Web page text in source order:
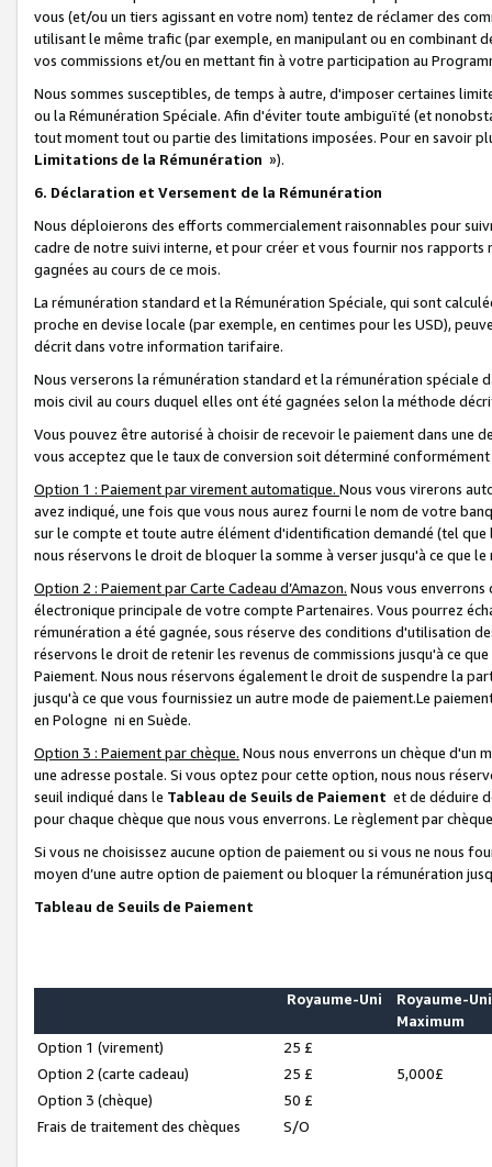
vous (et/ou un tiers agissant en votre nom) tentez de réclamer des
utilisant le même trafic (par exemple, en manipulant ou en combinant
vos commissions et/ou en mettant fin à votre participation au
Nous sommes susceptibles, de temps à autre, d'imposer certaines
ou la Rémunération Spéciale. Afin d'éviter toute ambiguïté (et
tout moment tout ou partie des limitations imposées. Pour en savoir
Limitations de la Rémunération »).
6. Déclaration et Versement de la Rémunération
Nous déploierons des efforts commercialement raisonnables pour
cadre de notre suivi interne, et pour créer et vous fournir nos
gagnées au cours de ce mois.
La rémunération standard et la Rémunération Spéciale, qui sont
proche en devise locale (par exemple, en centimes pour les USD),
décrit dans votre information tarifaire.
Nous verserons la rémunération standard et la rémunération spéciale
mois civil au cours duquel elles ont été gagnées selon la méthode
Vous pouvez être autorisé à choisir de recevoir le paiement dans une
vous acceptez que le taux de conversion soit déterminé
Option 1 : Paiement par virement automatique. Nous vous virerons
avez indiqué, une fois que vous nous aurez fourni le nom de votre
sur le compte et toute autre élément d'identification demandé (tel que
nous réservons le droit de bloquer la somme à verser jusqu'à ce que
Option 2 : Paiement par Carte Cadeau d’Amazon. Nous vous
électronique principale de votre compte Partenaires. Vous pourrez
rémunération a été gagnée, sous réserve des conditions d'utilisation
réservons le droit de retenir les revenus de commissions jusqu'à ce
Paiement. Nous nous réservons également le droit de suspendre la
jusqu'à ce que vous fournissiez un autre mode de paiement.Le
en Pologne ni en Suède.
Option 3 : Paiement par chèque. Nous nous enverrons un chèque d'un
une adresse postale. Si vous optez pour cette option, nous nous
seuil indiqué dans le Tableau de Seuils de Paiement et de déduire
pour chaque chèque que nous vous enverrons. Le règlement par
Si vous ne choisissez aucune option de paiement ou si vous ne nous
moyen d’une autre option de paiement ou bloquer la rémunération
Tableau de Seuils de Paiement
Royaume-Uni
Royaume-Uni
Maximum
Option 1 (virement)
25 £
Option 2 (carte cadeau)
25 £
5,000£
Option 3 (chèque)
50 £
Frais de traitement des chèques
S/O